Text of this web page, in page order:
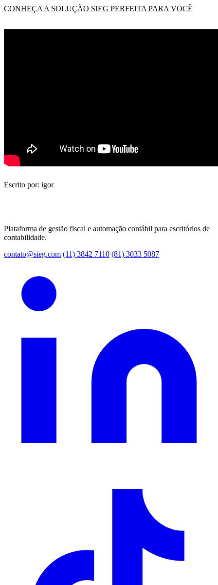
CONHEÇA A SOLUÇÃO SIEG PERFEITA PARA VOCÊ
Escrito por: igor
Plataforma de gestão fiscal e automação contábil para escritórios de
contabilidade.
contato@sieg.com (11) 3842 7110 (81) 3033 5087